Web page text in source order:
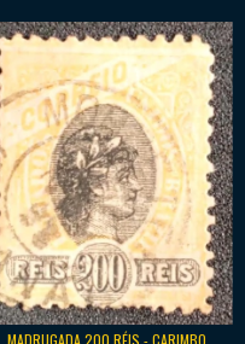
MADRUGADA 200 RÉIS - CARIMBO